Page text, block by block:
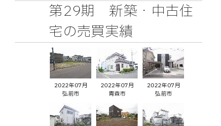
第29期 新築・中古住
宅の売買実績
2022年07月
弘前市
2022年07月
青森市
2022年07月
弘前市